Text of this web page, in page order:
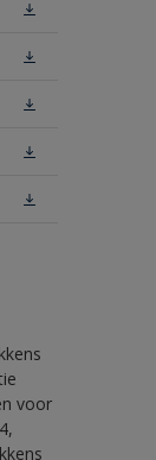
voor